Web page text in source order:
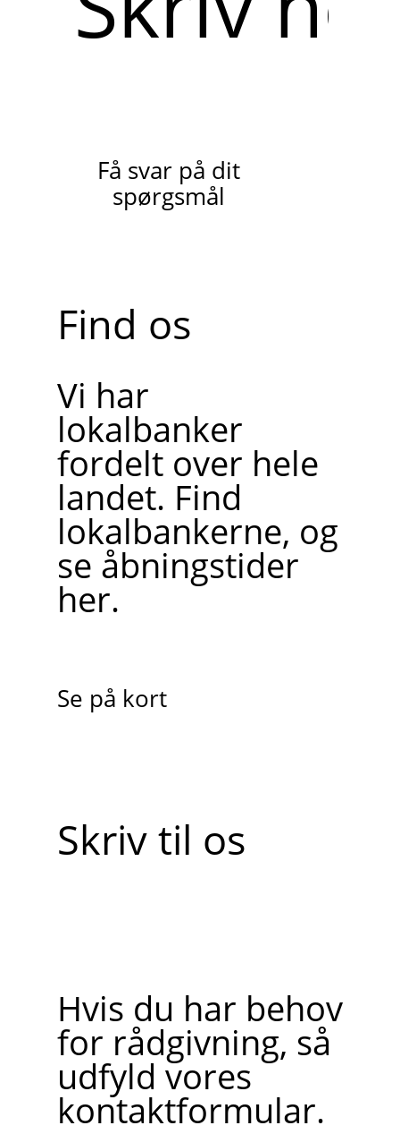
Få svar på dit
spørgsmål
Find os
Vi har
lokalbanker
fordelt over hele
landet. Find
lokalbankerne, og
se åbningstider
her.
Se på kort
Skriv til os
Hvis du har behov
for rådgivning, så
udfyld vores
kontaktformular.